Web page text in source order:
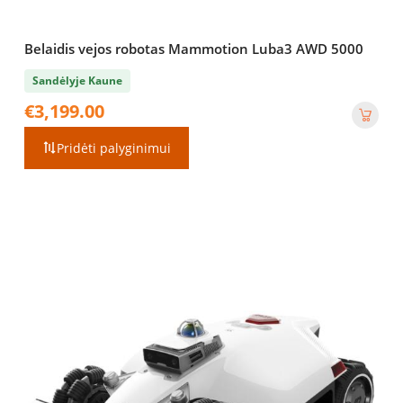
Belaidis vejos robotas Mammotion Luba3 AWD 5000
Sandėlyje Kaune
€3,199.00
Pridėti palyginimui